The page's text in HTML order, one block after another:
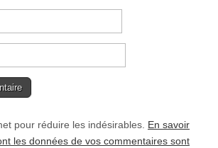
pour réduire les indésirables. En savoir
les données de vos commentaires sont